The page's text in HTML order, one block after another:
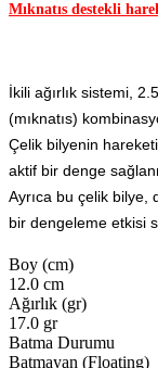
Mıknatıs destekli
İkili ağırlık sistemi,
(mıknatıs)
Çelik bilyenin
aktif bir denge
Ayrıca bu çelik
bir dengeleme etkisi
Boy (cm)
12.0 cm
Ağırlık (gr)
17.0 gr
Batma Durumu
Batmayan (Floating)